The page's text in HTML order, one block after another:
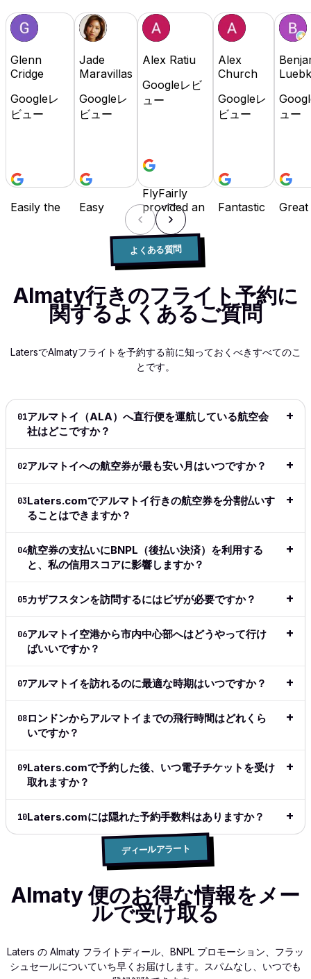
Glenn
Cridge
Googleレ
ビュー
Easily the
everything,
flexibility
super-easy
to navigate
intuitive.
Definitely
my go to
now on.
完全なレビ
ューを読む
Jade
Maravillas
Googleレ
ビュー
Easy
flexible
payment
options
really
love that I
can
the cost
of my
great
especially
for long
flights.
ビューを
読む→
Alex Ratiu
Googleレビ
ュー
FlyFairly
provided an
excellent
booking
experience
with
prices and
responsive
customer
The
process
was smooth
free. Highly
recommend!
→
Alex
Church
Googleレ
ビュー
Fantastic
there are
many
booking
Fairly has
become
it
launched.
love the
payment
adoption
space.
Simple,
above all
exactly
what I
what I
完全なレ
ビューを
ュー
Great
buy
to
for
ュー
よくある質問
Almaty行きのフライト予約に
関するよくあるご質問
LatersでAlmatyフライトを予約する前に知っておくべきすべてのこ
とです。
01アルマトイ（ALA）へ直行便を運航している航空会
社はどこですか？
02アルマトイへの航空券が最も安い月はいつですか？
03Laters.comでアルマトイ行きの航空券を分割払いす
ることはできますか？
04航空券の支払いにBNPL（後払い決済）を利用する
と、私の信用スコアに影響しますか？
05カザフスタンを訪問するにはビザが必要ですか？
06アルマトイ空港から市内中心部へはどうやって行け
ばいいですか？
07アルマトイを訪れるのに最適な時期はいつですか？
08ロンドンからアルマトイまでの飛行時間はどれくら
いですか？
09Laters.comで予約した後、いつ電子チケットを受け
取れますか？
10Laters.comには隠れた予約手数料はありますか？
ディールアラート
Almaty 便のお得な情報をメー
ルで受け取る
Laters の Almaty フライトディール、BNPL プロモーション、フラッ
シュセールについていち早くお届けします。スパムなし、いつでも